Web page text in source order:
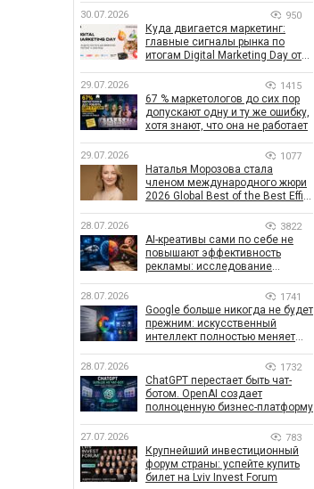
30.07.2026 950
Куда двигается маркетинг:
главные сигналы рынка по
итогам Digital Marketing Day от
29.07.2026 1415
67 % маркетологов до сих пор
допускают одну и ту же ошибку,
хотя знают, что она не работает
29.07.2026 1077
Наталья Морозова стала
членом международного жюри
2026 Global Best of the Best Effie
28.07.2026 3822
AI-креативы сами по себе не
повышают эффективность
рекламы: исследование
влияет на эффективность
кампаний
28.07.2026 1741
Google больше никогда не будет
прежним: искусственный
интеллект полностью меняет
28.07.2026 1732
ChatGPT перестает быть чат-
ботом. OpenAI создает
полноценную бизнес-платформу
27.07.2026 783
Крупнейший инвестиционный
форум страны: успейте купить
билет на Lviv Invest Forum